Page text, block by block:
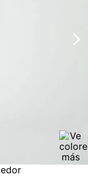
revisar el
de “Mi cuenta -